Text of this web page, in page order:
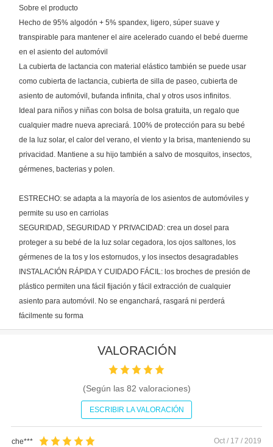
Sobre el producto
Hecho de 95% algodón + 5% spandex, ligero, súper suave y
transpirable para mantener el aire acelerado cuando el bebé duerme
en el asiento del automóvil
La cubierta de lactancia con material elástico también se puede usar
como cubierta de lactancia, cubierta de silla de paseo, cubierta de
asiento de automóvil, bufanda infinita, chal y otros usos infinitos.
Ideal para niños y niñas con bolsa de bolsa gratuita, un regalo que
cualquier madre nueva apreciará. 100% de protección para su bebé
de la luz solar, el calor del verano, el viento y la brisa, manteniendo su
privacidad. Mantiene a su hijo también a salvo de mosquitos, insectos,
gérmenes, bacterias y polen.
ESTRECHO: se adapta a la mayoría de los asientos de automóviles y
permite su uso en carriolas
SEGURIDAD, SEGURIDAD Y PRIVACIDAD: crea un dosel para
proteger a su bebé de la luz solar cegadora, los ojos saltones, los
gérmenes de la tos y los estornudos, y los insectos desagradables
INSTALACIÓN RÁPIDA Y CUIDADO FÁCIL: los broches de presión de
plástico permiten una fácil fijación y fácil extracción de cualquier
asiento para automóvil. No se enganchará, rasgará ni perderá
fácilmente su forma
VALORACIÓN
(Según las 82 valoraciones)
ESCRIBIR LA VALORACIÓN
che*** Oct / 17 / 2019